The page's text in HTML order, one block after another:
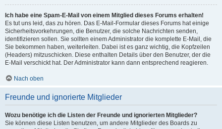
Ich habe eine Spam-E-Mail von einem Mitglied dieses Forums erhalten!
Es tut uns leid, das zu hören. Das E-Mail-Formular dieses Forums hat einige
Sicherheitsvorkehrungen, die Benutzer, die solche Nachrichten senden,
identifizieren sollen. Sie sollten einem Administrator die komplette E-Mail, die
Sie bekommen haben, weiterleiten. Dabei ist es ganz wichtig, die Kopfzeilen
(Headers) mitzuschicken. Diese enthalten Details über den Benutzer, der die
E-Mail verschickt hat. Der Administrator kann dann entsprechend reagieren.
Nach oben
Freunde und ignorierte Mitglieder
Wozu benötige ich die Listen der Freunde und ignorierten Mitglieder?
Sie können diese Listen benutzen, um andere Mitglieder des Boards zu